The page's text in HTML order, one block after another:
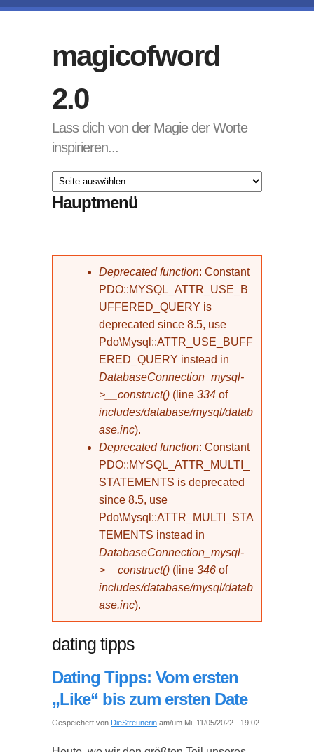
magicofword
2.0
Lass dich von der Magie der Worte
inspirieren...
Hauptmenü
Fehlermeldung
Deprecated function: Constant
PDO::MYSQL_ATTR_USE_B
UFFERED_QUERY is
deprecated since 8.5, use
Pdo\Mysql::ATTR_USE_BUFF
ERED_QUERY instead in
DatabaseConnection_mysql-
>__construct() (line 334 of
includes/database/mysql/datab
ase.inc).
Deprecated function: Constant
PDO::MYSQL_ATTR_MULTI_
STATEMENTS is deprecated
since 8.5, use
Pdo\Mysql::ATTR_MULTI_STA
TEMENTS instead in
DatabaseConnection_mysql-
>__construct() (line 346 of
includes/database/mysql/datab
ase.inc).
dating tipps
Dating Tipps: Vom ersten
„Like“ bis zum ersten Date
Gespeichert von DieStreunerin am/um Mi, 11/05/2022 - 19:02